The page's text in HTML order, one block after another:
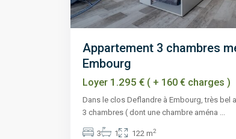
Appartement 3 chambres
Embourg
Loyer 1.295 € ( + 160 € charges )
Dans le clos Deflandre à Embourg, très bel
3 chambres ( dont une chambre aména ...
3 1 122 m2